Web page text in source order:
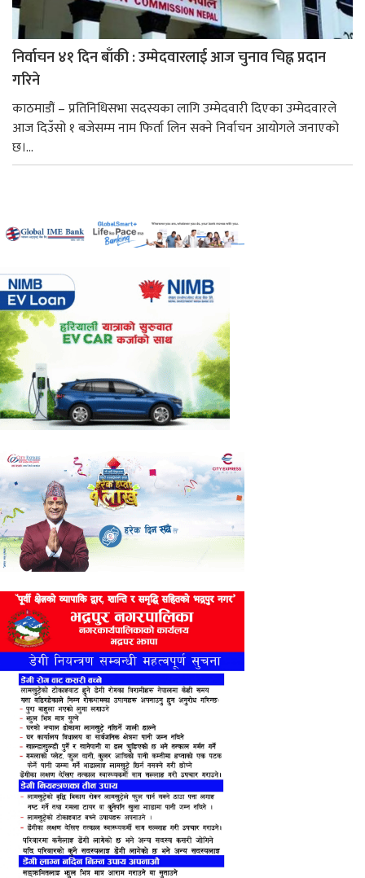
निर्वाचन ४१ दिन बाँकी : उम्मेदवारलाई आज चुनाव चिह्न प्रदान
गरिने
काठमाडौं – प्रतिनिधिसभा सदस्यका लागि उम्मेदवारी दिएका उम्मेदवारले
आज दिउँसो १ बजेसम्म नाम फिर्ता लिन सक्ने निर्वाचन आयोगले जनाएको
छ।...